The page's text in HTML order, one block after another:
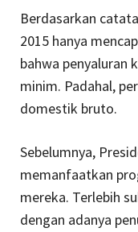
Berdasarkan
2015 hanya
bahwa penyaluran
minim. Padahal,
domestik bruto.
Sebelumnya,
memanfaatkan
mereka. Terlebih
dengan adanya